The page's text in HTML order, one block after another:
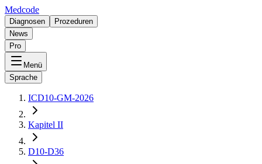
Medcode
Diagnosen
Prozeduren
News
Pro
Menü
Sprache
ICD10-GM-2026
Kapitel II
D10-D36